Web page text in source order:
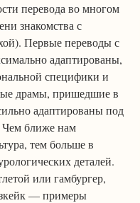
знакомства с
Первые переводы с
адаптированы,
специфики и
драмы, пришедшие в
адаптированы под
Чем ближе нам
тем больше в
деталей.
или гамбургер,
— примеры